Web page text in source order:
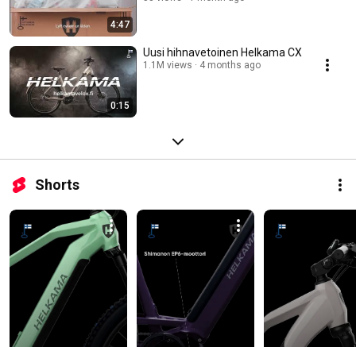
4:47
0:15
Uusi hihnavetoinen Helkama CX
1.1M views 4 months ago
Shorts